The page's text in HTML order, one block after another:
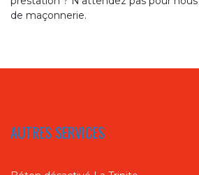
de maçonnerie.
AUTRES SERVICES